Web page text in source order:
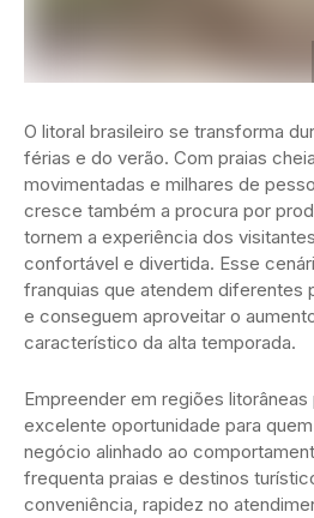
O litoral brasileiro se transforma
férias e do verão. Com praias
movimentadas e milhares de
cresce também a procura por
tornem a experiência dos
confortável e divertida. Esse
franquias que atendem diferentes
e conseguem aproveitar o
característico da alta temporada.
Empreender em regiões
excelente oportunidade para
negócio alinhado ao
frequenta praias e destinos
conveniência, rapidez no